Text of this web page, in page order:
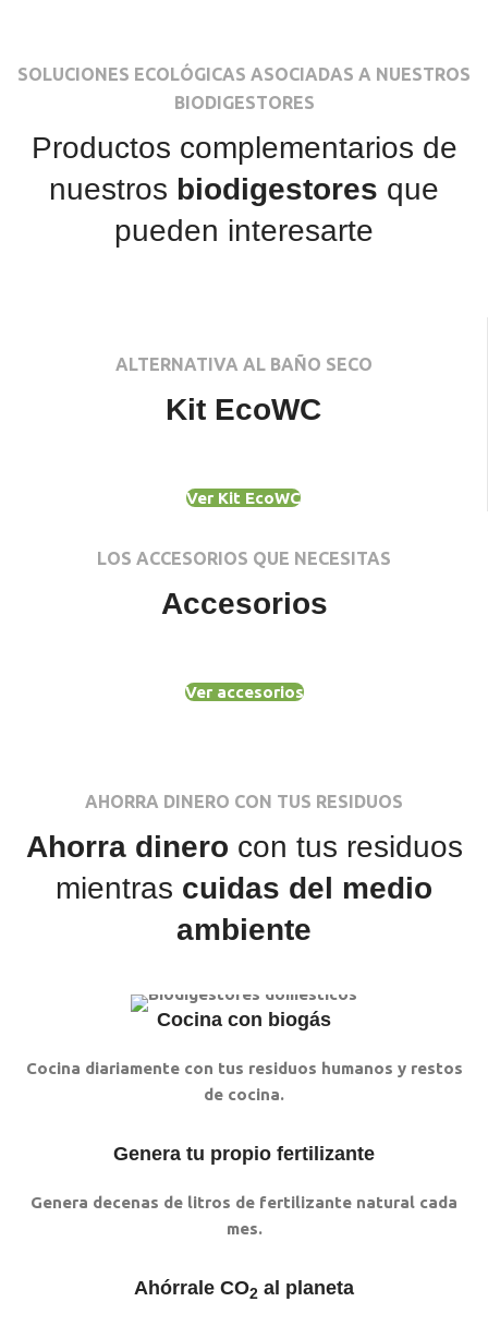
SOLUCIONES ECOLÓGICAS ASOCIADAS A NUESTROS
BIODIGESTORES
Productos complementarios de
nuestros biodigestores que
pueden interesarte
ALTERNATIVA AL BAÑO SECO
Kit EcoWC
Ver Kit EcoWC
LOS ACCESORIOS QUE NECESITAS
Accesorios
Ver accesorios
AHORRA DINERO CON TUS RESIDUOS
Ahorra dinero con tus residuos
mientras cuidas del medio
ambiente
Cocina con biogás
Cocina diariamente con tus residuos humanos y restos
de cocina.
Genera tu propio fertilizante
Genera decenas de litros de fertilizante natural cada
mes.
Ahórrale CO2 al planeta